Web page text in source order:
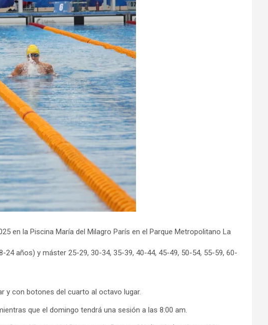
en la Piscina María del Milagro París en el Parque Metropolitano La
años) y máster 25-29, 30-34, 35-39, 40-44, 45-49, 50-54, 55-59, 60-
y con botones del cuarto al octavo lugar.
que el domingo tendrá una sesión a las 8:00 am.